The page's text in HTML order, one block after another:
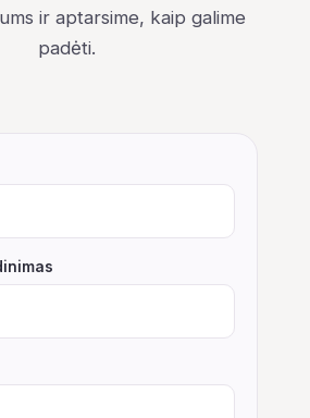
ir aptarsime, kaip galime
padėti.